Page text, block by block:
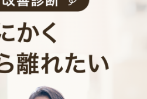
お料理代行
スポット
東京都葛飾区